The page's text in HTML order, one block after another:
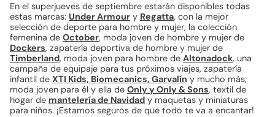
En el superjueves de septiembre estarán disponibles todas
estas marcas: Under Armour y Regatta, con la mejor
selección de deporte para hombre y mujer, la colección
femenina de October, moda joven de hombre y mujer de
Dockers, zapatería deportiva de hombre y mujer de
Timberland, moda joven para hombre de Altonadock, una
campaña de equipaje para tus próximos viajes, zapatería
infantil de XTI Kids, Biomecanics, Garvalín y mucho más,
moda joven para él y ella de Only y Only & Sons, textil de
hogar de mantelería de Navidad y maquetas y miniaturas
para niños. ¡Estamos seguros de que todo te va a encantar!